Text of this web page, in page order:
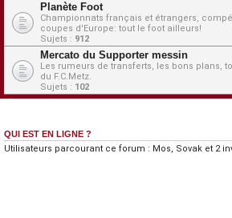
Planète Foot
Championnats français et étrangers,
coupes d'Europe: tout le foot ailleurs!
Sujets : 912
Mercato du Supporter messin
Les rumeurs de transferts, les bons plans,
du F.C.Metz.
Sujets : 102
QUI EST EN LIGNE ?
Utilisateurs parcourant ce forum : Mos, Sovak et 2